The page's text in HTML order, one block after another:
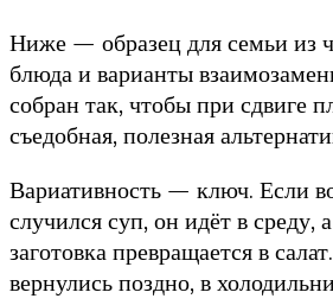
Ниже — образец для семьи из
блюда и варианты
собран так, чтобы при сдвиге
съедобная, полезная
Вариативность — ключ. Если
случился суп, он идёт в среду,
заготовка превращается в
вернулись поздно, в